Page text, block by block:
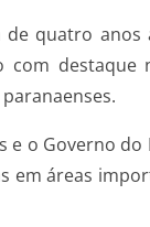
de quatro
com
e o Governo
em áreas